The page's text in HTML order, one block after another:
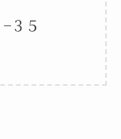
３５